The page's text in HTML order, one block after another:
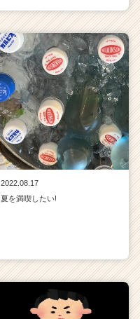
2022.08.17
夏を満喫したい!